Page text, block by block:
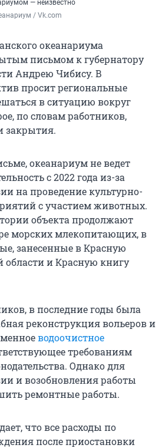
— неизвестно
/ Vk.com
океанариума
письмом к губернатору
Андрею Чибису. В
просит региональные
в ситуацию вокруг
по словам работников,
закрытия.
океанариум не ведет
с 2022 года из-за
на проведение культурно-
с участием животных.
объекта продолжают
морских млекопитающих, в
занесенные в Красную
и Красную книгу
в последние годы была
реконструкция вольеров и
водоочистное
требованиям
Однако для
и возобновления работы
ремонтные работы.
что все расходы по
после приостановки